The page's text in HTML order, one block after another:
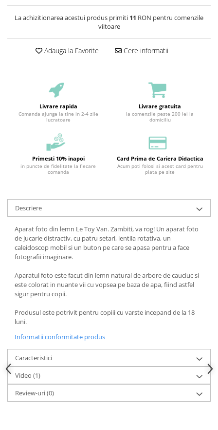
La achizitionarea acestui produs primiti 11 RON pentru comenzile
viitoare
Adauga la Favorite Cere informatii
Livrare rapida
Comanda ajunge la tine in 2-4 zile
lucratoare
Livrare gratuita
la comenzile peste 200 lei la
domiciliu
Primesti 10% inapoi
in puncte de fidelitate la fiecare
comanda
Card Prima de Cariera Didactica
Acum poti folosi si acest card pentru
plata pe site
Descriere
Aparat foto din lemn Le Toy Van. Zambiti, va rog! Un aparat foto
de jucarie distractiv, cu patru setari, lentila rotativa, un
caleidoscop mobil si un buton pe care se apasa pentru a face
fotografii imaginare.
Aparatul foto este facut din lemn natural de arbore de cauciuc si
este colorat in nuante vii cu vopsea pe baza de apa, fiind astfel
sigur pentru copii.
Produsul este potrivit pentru copiii cu varste incepand de la 18
luni.
Informatii conformitate produs
Caracteristici
Video (1)
Review-uri(0)